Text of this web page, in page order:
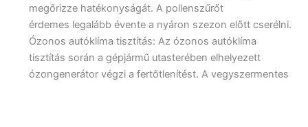
megőrizze hatékonyságát. A pollenszűrőt
érdemes legalább évente a nyáron szezon előtt cserélni.
Ózonos autóklíma tisztítás: Az ózonos autóklíma
tisztítás során a gépjármű utasterében elhelyezett
ózongenerátor végzi a fertőtlenítést. A vegyszermentes